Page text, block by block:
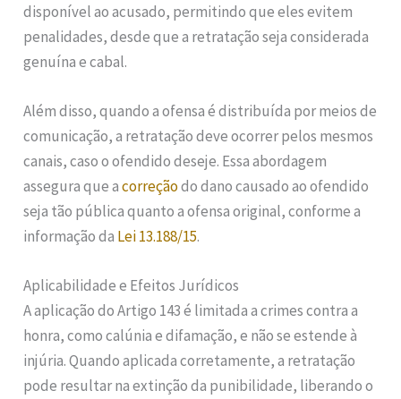
disponível ao acusado, permitindo que eles evitem
penalidades, desde que a retratação seja considerada
genuína e cabal.
Além disso, quando a ofensa é distribuída por meios de
comunicação, a retratação deve ocorrer pelos mesmos
canais, caso o ofendido deseje. Essa abordagem
assegura que acorreçãodo dano causado ao ofendido
seja tão pública quanto a ofensa original, conforme a
informação da Lei 13.188/15.
Aplicabilidade e Efeitos Jurídicos
A aplicação do Artigo 143 é limitada a crimes contra a
honra, como calúnia e difamação, e não se estende à
injúria. Quando aplicada corretamente, a retratação
pode resultar na extinção da punibilidade, liberando o